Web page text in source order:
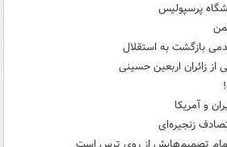
پرسپولیس
بازگشت به استقلال
زائران اربعین حسینی
و آمریکا